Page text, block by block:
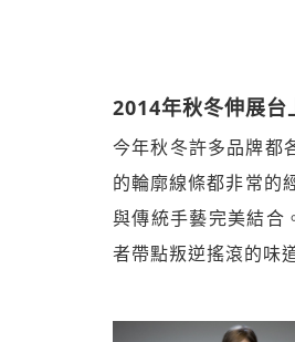
2014年秋冬伸展台
今年秋冬許多品牌
的輪廓線條都非常的
與傳統手藝完美結
者帶點叛逆搖滾的味